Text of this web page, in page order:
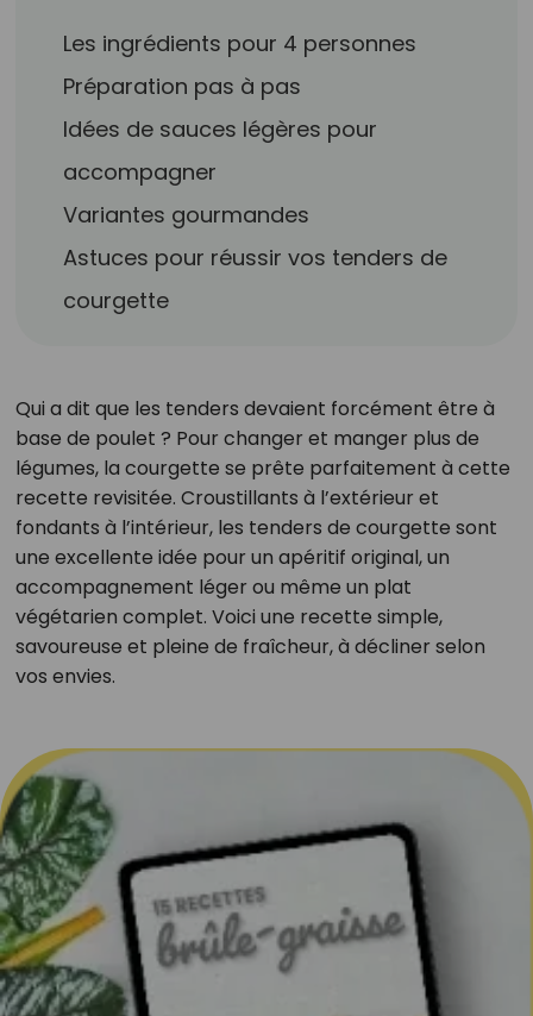
Les ingrédients pour 4 personnes
Préparation pas à pas
Idées de sauces légères pour
accompagner
Variantes gourmandes
Astuces pour réussir vos tenders de
courgette
Qui a dit que les tenders devaient forcément être à
base de poulet ? Pour changer et manger plus de
légumes, la courgette se prête parfaitement à cette
recette revisitée. Croustillants à l’extérieur et
fondants à l’intérieur, les tenders de courgette sont
une excellente idée pour un apéritif original, un
accompagnement léger ou même un plat
végétarien complet. Voici une recette simple,
savoureuse et pleine de fraîcheur, à décliner selon
vos envies.